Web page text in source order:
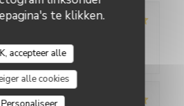
te klikken.
accepteer alle
alle cookies
:5/5 Keuken:4/5